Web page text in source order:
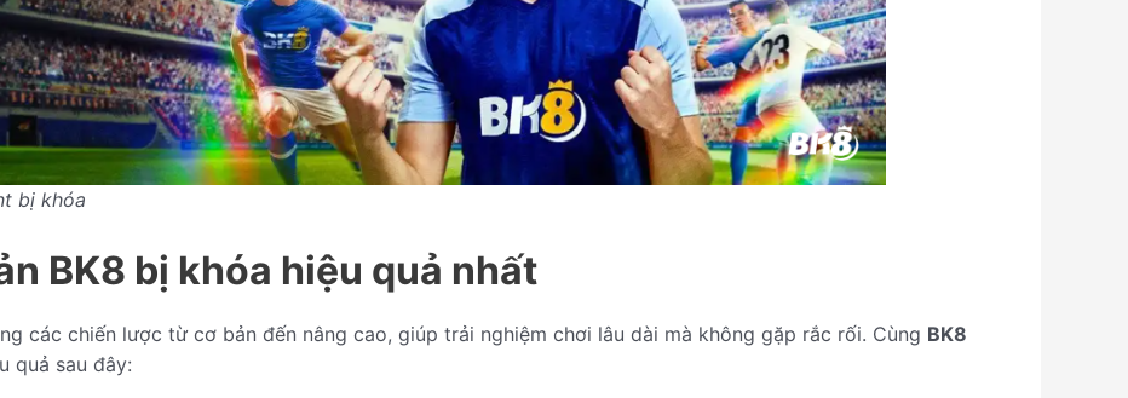
bị khóa
BK8 bị khóa hiệu quả nhất
các chiến lược từ cơ bản đến nâng cao, giúp trải nghiệm chơi lâu dài mà không gặp rắc rối. Cùng BK8
quả sau đây: